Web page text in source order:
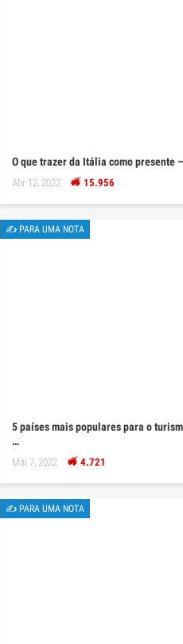
O que trazer da Itália como presente
Abr 12, 2022 15.956
✍ PARA UMA NOTA
5 países mais populares para o
…
Mai 7, 2022 4.721
✍ PARA UMA NOTA